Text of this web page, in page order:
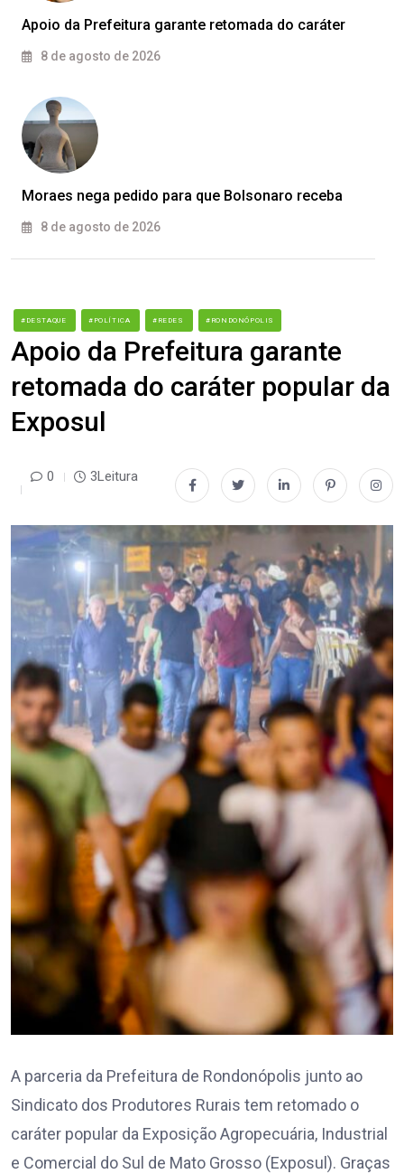
Apoio da Prefeitura garante retomada do caráter
8 de agosto de 2026
Moraes nega pedido para que Bolsonaro receba
8 de agosto de 2026
#DESTAQUE #POLÍTICA #REDES #RONDONÓPOLIS
Apoio da Prefeitura garante
retomada do caráter popular da
Exposul
0 3Leitura
A parceria da Prefeitura de Rondonópolis junto ao
Sindicato dos Produtores Rurais tem retomado o
caráter popular da Exposição Agropecuária, Industrial
e Comercial do Sul de Mato Grosso (Exposul). Graças